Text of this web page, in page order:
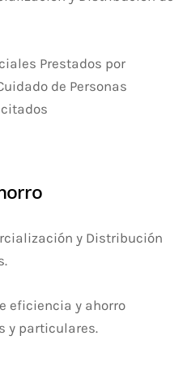
Prestados por
de Personas
y Distribución
eficiencia y ahorro
y particulares.